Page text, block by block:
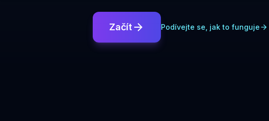
Začít arrow_forward Podívejte se, jak to fungujearrow_forward